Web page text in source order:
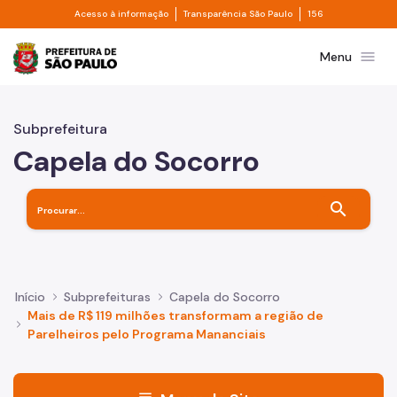
Pular para o Conteúdo principal
Acesso à informação Divisor de acesso à informação
Transparência São Paulo Divisor de
156
Prefeitura de São PauloMenu menu
Subprefeitura
Capela do Socorro
search
Início Subprefeituras
Capela do Socorro
Mais de R$ 119 milhões transformam a região de
Parelheiros pelo Programa Mananciais